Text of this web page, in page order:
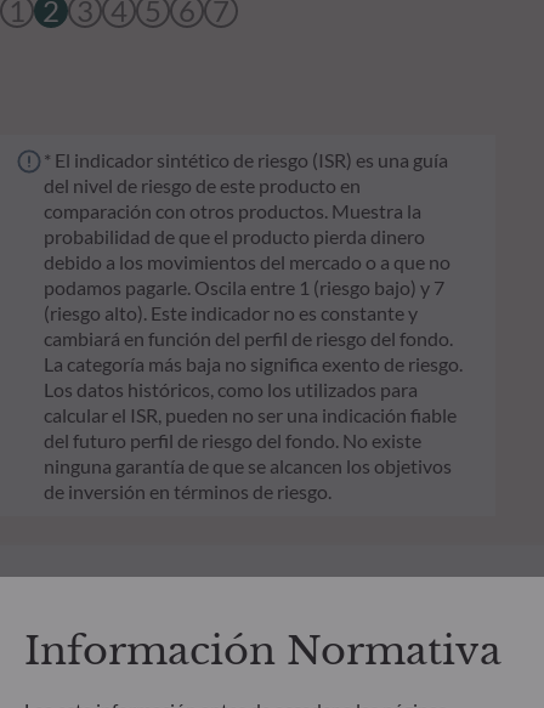
1 2 3 4 5 6 7
* El indicador sintético de riesgo (ISR) es una guía
del nivel de riesgo de este producto en
comparación con otros productos. Muestra la
probabilidad de que el producto pierda dinero
debido a los movimientos del mercado o a que no
podamos pagarle. Oscila entre 1 (riesgo bajo) y 7
(riesgo alto). Este indicador no es constante y
cambiará en función del perfil de riesgo del fondo.
La categoría más baja no significa exento de riesgo.
Los datos históricos, como los utilizados para
calcular el ISR, pueden no ser una indicación fiable
del futuro perfil de riesgo del fondo. No existe
ninguna garantía de que se alcancen los objetivos
de inversión en términos de riesgo.
Información Normativa